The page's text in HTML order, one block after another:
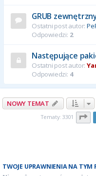
GRUB
Ostatni post autor:
Odpowiedzi: 2
Następujące
Ostatni post autor:
Odpowiedzi: 4
NOWY TEMAT
Tematy: 3301
TWOJE UPRAWNIENIA NA TYM